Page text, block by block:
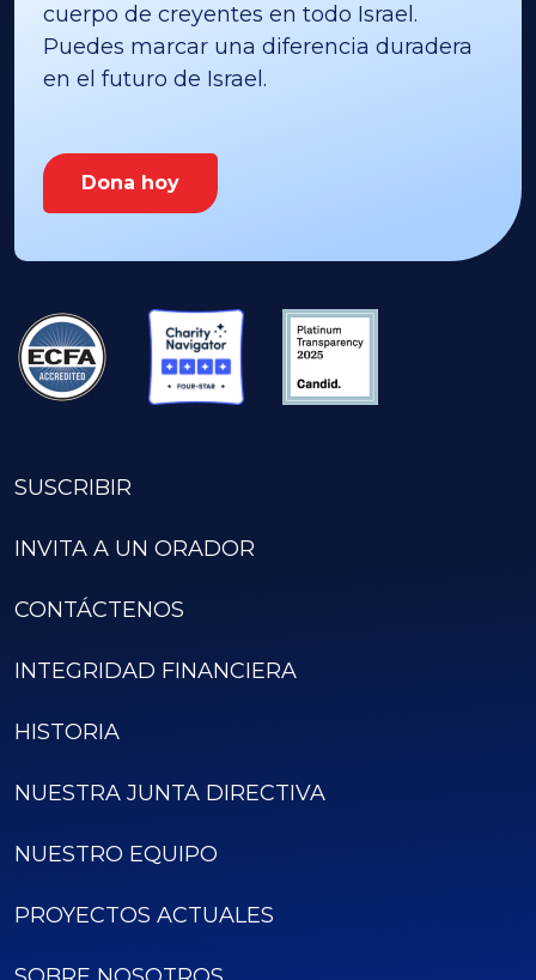
cuerpo de creyentes en todo Israel.
Puedes marcar una diferencia duradera
en el futuro de Israel.
Dona hoy
SUSCRIBIR
INVITA A UN ORADOR
CONTÁCTENOS
INTEGRIDAD FINANCIERA
HISTORIA
NUESTRA JUNTA DIRECTIVA
NUESTRO EQUIPO
PROYECTOS ACTUALES